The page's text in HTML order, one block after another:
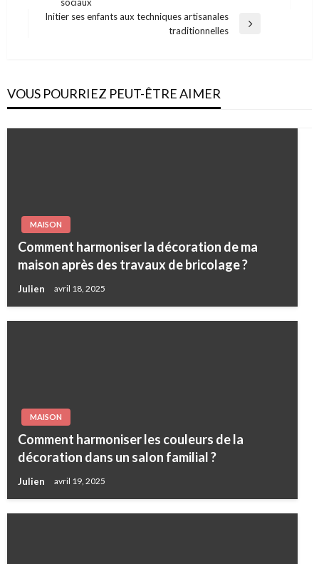
l’article
Initier ses enfants aux techniques artisanales
traditionnelles
VOUS POURRIEZ PEUT-ÊTRE AIMER
MAISON
Comment harmoniser la décoration de ma
maison après des travaux de bricolage ?
Julien avril 18, 2025
MAISON
Comment harmoniser les couleurs de la
décoration dans un salon familial ?
Julien avril 19, 2025